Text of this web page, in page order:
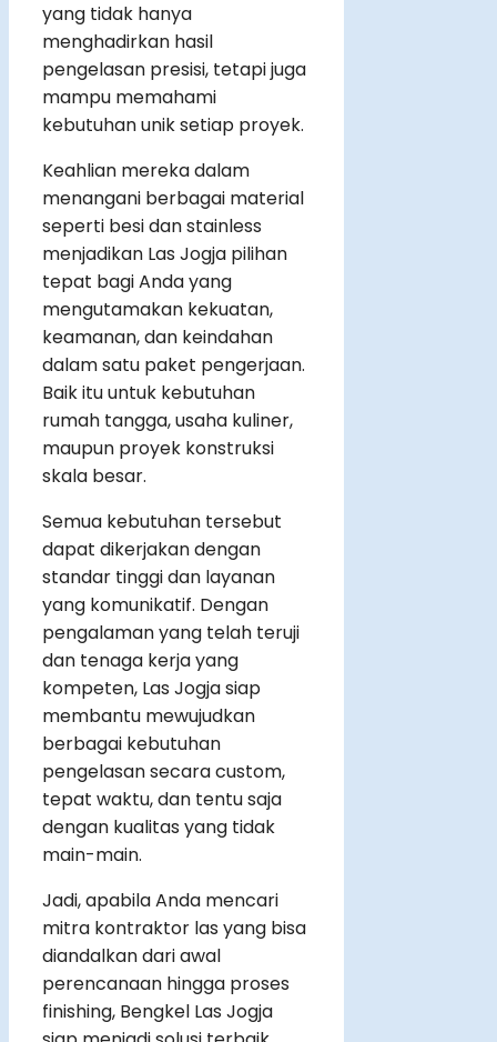
yang tidak hanya
menghadirkan hasil
pengelasan presisi, tetapi juga
mampu memahami
kebutuhan unik setiap proyek.
Keahlian mereka dalam
menangani berbagai material
seperti besi dan stainless
menjadikan Las Jogja pilihan
tepat bagi Anda yang
mengutamakan kekuatan,
keamanan, dan keindahan
dalam satu paket pengerjaan.
Baik itu untuk kebutuhan
rumah tangga, usaha kuliner,
maupun proyek konstruksi
skala besar.
Semua kebutuhan tersebut
dapat dikerjakan dengan
standar tinggi dan layanan
yang komunikatif. Dengan
pengalaman yang telah teruji
dan tenaga kerja yang
kompeten, Las Jogja siap
membantu mewujudkan
berbagai kebutuhan
pengelasan secara custom,
tepat waktu, dan tentu saja
dengan kualitas yang tidak
main-main.
Jadi, apabila Anda mencari
mitra kontraktor las yang bisa
diandalkan dari awal
perencanaan hingga proses
finishing, Bengkel Las Jogja